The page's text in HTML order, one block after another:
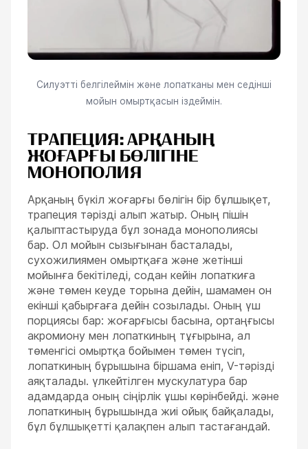
Силуэтті белгілеймін және лопатканы мен седінші
мойын омыртқасын іздеймін.
ТРАПЕЦИЯ: АРҚАНЫҢ
ЖОҒАРҒЫ БӨЛІГІНЕ
МОНОПОЛИЯ
Арқаның бүкіл жоғарғы бөлігін бір бұлшықет,
трапеция тәрізді алып жатыр. Оның пішін
қалыптастыруда бұл зонада монополиясы
бар. Ол мойын сызығынан басталады,
сухожилиямен омыртқаға және жетінші
мойынға бекітіледі, содан кейін лопаткиға
және төмен кеуде торына дейін, шамамен он
екінші қабырғаға дейін созылады. Оның үш
порциясы бар: жоғарғысы басына, ортаңғысы
акромиону мен лопаткиның тұғырына, ал
төменгісі омыртқа бойымен төмен түсіп,
лопаткиның бұрышына біршама еніп, V-тәрізді
аяқталады. үлкейтілген мускулатура бар
адамдарда оның сіңірлік ұшы көрінбейді. және
лопаткиның бұрышында жиі ойық байқалады,
бұл бұлшықетті қалақпен алып тастағандай.